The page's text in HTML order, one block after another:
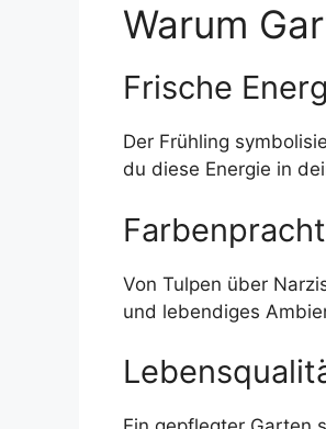
Warum
Frische
Der Frühling
du diese Energie in
Farbenpracht
Von Tulpen über
und lebendiges